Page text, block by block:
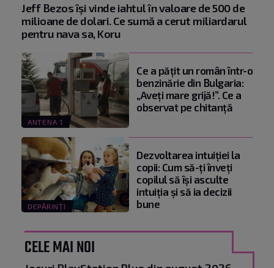
Jeff Bezos își vinde iahtul în valoare de 500 de
milioane de dolari. Ce sumă a cerut miliardarul
pentru nava sa, Koru
ANTENA 1
Ce a pățit un român într-o
benzinărie din Bulgaria:
„Aveți mare grijă!”. Ce a
observat pe chitanță
DEPĂRINȚI
Dezvoltarea intuiției la
copii: Cum să-ți înveți
copilul să își asculte
intuiția și să ia decizii
bune
CELE MAI NOI